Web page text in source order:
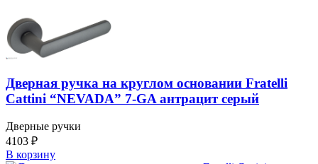
Дверная ручка на круглом основании Fratelli
Cattini “NEVADA” 7-GA антрацит серый
Дверные ручки
4103 ₽
В корзину